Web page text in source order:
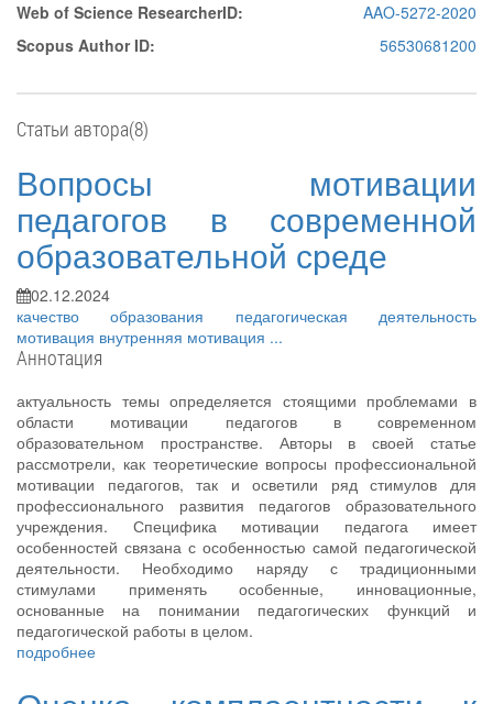
Web of Science ResearcherID:
AAO-5272-2020
Scopus Author ID:
56530681200
Статьи автора(8)
Вопросы мотивации
педагогов в современной
образовательной среде
02.12.2024
качество образования педагогическая деятельность
мотивация внутренняя мотивация ...
Аннотация
актуальность темы определяется стоящими проблемами в
области мотивации педагогов в современном
образовательном пространстве. Авторы в своей статье
рассмотрели, как теоретические вопросы профессиональной
мотивации педагогов, так и осветили ряд стимулов для
профессионального развития педагогов образовательного
учреждения. Специфика мотивации педагога имеет
особенностей связана с особенностью самой педагогической
деятельности. Необходимо наряду с традиционными
стимулами применять особенные, инновационные,
основанные на понимании педагогических функций и
педагогической работы в целом.
подробнее